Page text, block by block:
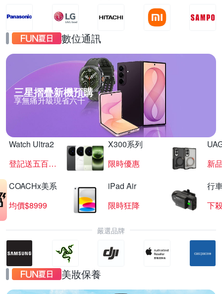
數位通訊
三星摺疊新機預購
享無痛升級現省六千
Watch Ultra2
登記送五百超贈點
X300系列
限時優惠
新
COACHx美系
均價$8999
iPad Air
限時狂降
行
下
嚴選品牌
美妝保養